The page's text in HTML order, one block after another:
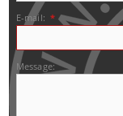
E-mail: *
Message: